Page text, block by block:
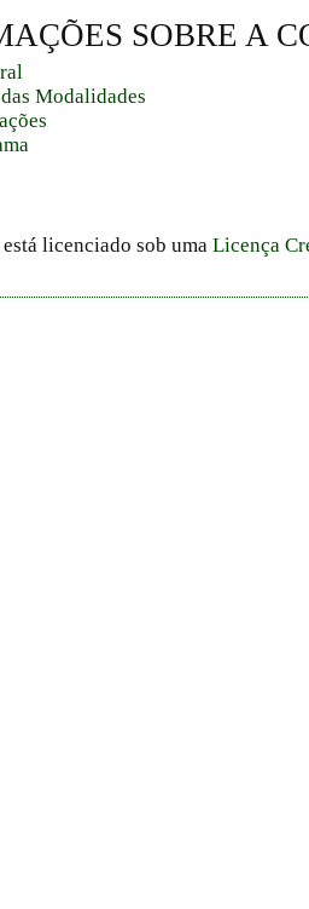
SOBRE A
Modalidades
licenciado sob uma Licença